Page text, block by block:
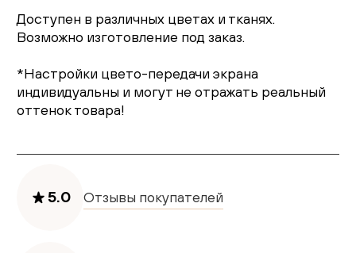
Доступен в различных цветах и тканях.
Возможно изготовление под заказ.
*Настройки цвето-передачи экрана
индивидуальны и могут не отражать реальный
оттенок товара!
5.0 Отзывы покупателей